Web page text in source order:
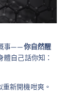
事——你自然醒
自己話你知：
新開機咁爽。